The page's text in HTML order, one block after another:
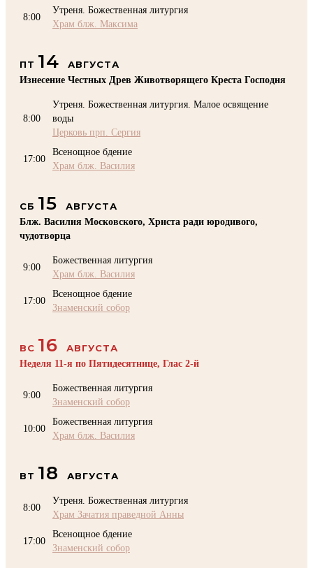
8:00
Утреня. Божественная литургия
Храм блж. Максима
ПТ 14
АВГУСТА
Изнесение Честных Древ Животворящего Креста Господня
8:00
Утреня. Божественная литургия. Малое освящение
воды
Церковь прп. Сергия
17:00
Всенощное бдение
Храм блж. Василия
СБ 15
АВГУСТА
Блж. Василия Московского, Христа ради юродивого,
чудотворца
9:00
Божественная литургия
Храм блж. Василия
17:00
Всенощное бдение
Знаменский собор
ВС 16
АВГУСТА
Неделя 11-я по Пятидесятнице, Глас 2-й
9:00
Божественная литургия
Знаменский собор
10:00
Божественная литургия
Храм блж. Василия
ВТ 18 АВГУСТА
8:00
Утреня. Божественная литургия
Храм Зачатия праведной Анны
17:00
Всенощное бдение
Знаменский собор